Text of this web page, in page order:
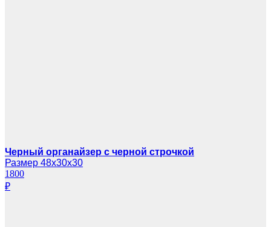
Черный органайзер с черной строчкой
Размер 48х30х30
1800
₽